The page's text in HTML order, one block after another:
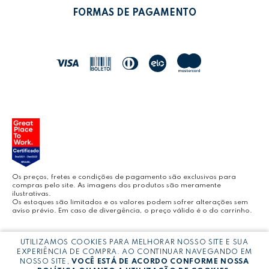
POLÍTICA DE TROCAS
BLOG LEONORA
FORMAS DE PAGAMENTO
Os preços, fretes e condições de pagamento são exclusivos para
compras pelo site. As imagens dos produtos são meramente
ilustrativas.
Os estoques são limitados e os valores podem sofrer alterações sem
aviso prévio. Em caso de divergência, o preço válido é o do carrinho.
Copyright © LEONORA COMERCIO INTERNACIONAL LTDA - CNPJ:
03.064.692/0005-53
UTILIZAMOS COOKIES PARA MELHORAR NOSSO SITE E SUA
EXPERIÊNCIA DE COMPRA. AO CONTINUAR NAVEGANDO EM
NOSSO SITE,VOCÊ ESTÁ DE ACORDO CONFORME NOSSA